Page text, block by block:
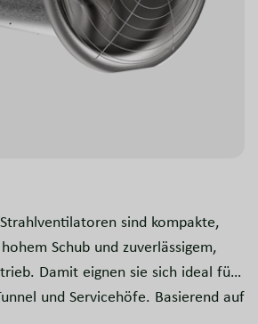
Strahlventilatoren sind kompakte,
Schub und zuverlässigem,
Damit eignen sie sich ideal für
und Servicehöfe. Basierend auf